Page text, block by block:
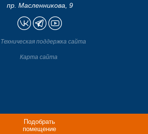
Подобрать
помещение
пр. Масленникова, 9
Техническая поддержка сайта
Карта сайта